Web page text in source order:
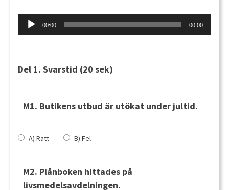
Audio
Player
00:00 00:00
Del 1. Svarstid (20 sek)
M1. Butikens utbud är utökat under jultid.
A) Rätt B) Fel
M2. Plånboken hittades på
livsmedelsavdelningen.